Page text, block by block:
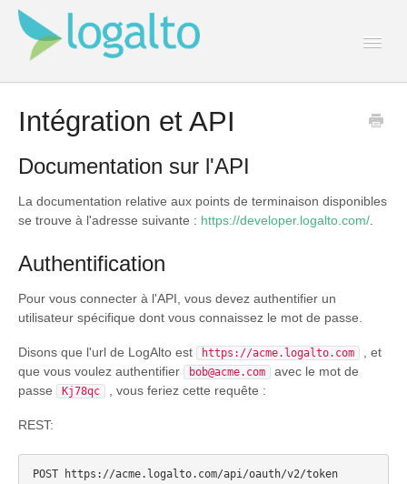
Contact
Intégration et API
Documentation sur l'API
La documentation relative aux points de terminaison disponibles
se trouve à l'adresse suivante : https://developer.logalto.com/
Authentification
Pour vous connecter à l'API, vous devez authentifier un
utilisateur spécifique dont vous connaissez le mot de passe.
Disons que l'url de LogAlto est https://acme.logalto.com
, et
que vous voulez authentifier
bob@acme.com
avec le mot de
passe
Kj78qc , vous feriez cette requête :
REST:
POST https://acme.logalto.com/api/oauth/v2/token